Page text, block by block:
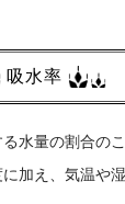
吸水率
水量の割合のこ
加え、気温や